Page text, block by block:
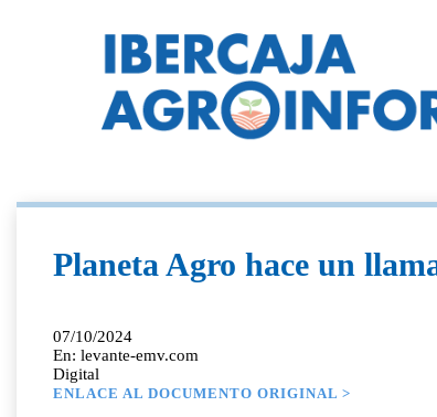
Planeta Agro hace un
07/10/2024
En: levante-emv.com
Digital
ENLACE AL DOCUMENTO ORIGINAL >